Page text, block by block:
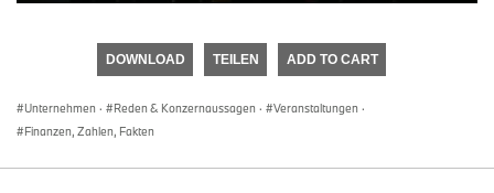
DOWNLOAD TEILEN ADD TO CART
Unternehmen · Reden & Konzernaussagen · Veranstaltungen ·
Finanzen, Zahlen, Fakten